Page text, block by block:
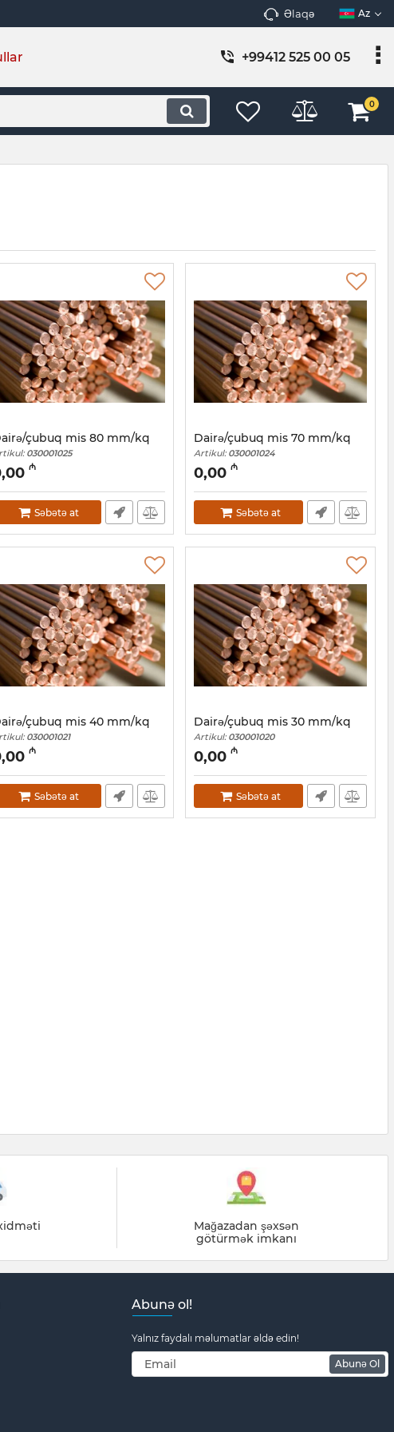
Əlaqə Az
+99412 525 00 05
0
çubuq mis 80 mm/kq
030001025
₼
Səbətə at
Dairə/çubuq mis 70 mm/kq
Artikul: 030001024
0,00 ₼
Səbətə at
çubuq mis 40 mm/kq
030001021
₼
Səbətə at
Dairə/çubuq mis 30 mm/kq
Artikul: 030001020
0,00 ₼
Səbətə at
Mağazadan şəxsən
götürmək imkanı
Abunə ol!
Yalnız faydalı məlumatlar əldə edin!
Abunə Ol